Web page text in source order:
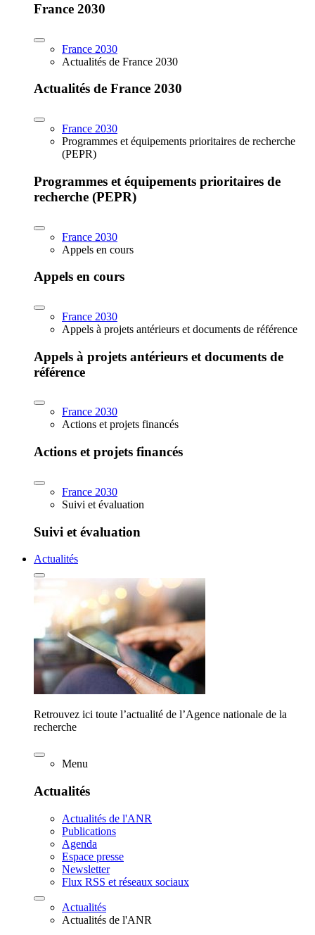
France 2030
France 2030
Actualités de France 2030
Actualités de France 2030
France 2030
Programmes et équipements prioritaires de recherche
(PEPR)
Programmes et équipements prioritaires de
recherche (PEPR)
France 2030
Appels en cours
Appels en cours
France 2030
Appels à projets antérieurs et documents de référence
Appels à projets antérieurs et documents de
référence
France 2030
Actions et projets financés
Actions et projets financés
France 2030
Suivi et évaluation
Suivi et évaluation
Actualités
Retrouvez ici toute l’actualité de l’Agence nationale de la
recherche
Menu
Actualités
Actualités de l'ANR
Publications
Agenda
Espace presse
Newsletter
Flux RSS et réseaux sociaux
Actualités
Actualités de l'ANR